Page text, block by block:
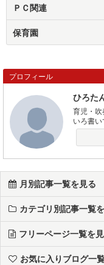
ＰＣ関連
保育園
プロフィール
ひろた
育児・
いろ書い
月別記事一覧を見る
カテゴリ別記事一覧
フリーページ一覧を
お気に入りブログ一